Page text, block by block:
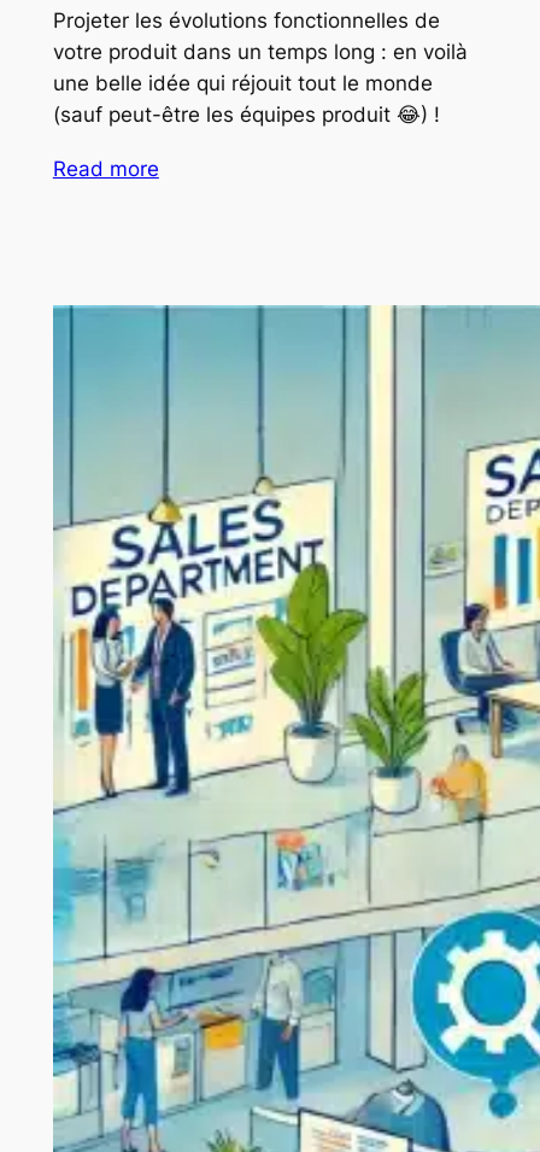
Projeter les évolutions fonctionnelles de
votre produit dans un temps long : en voilà
une belle idée qui réjouit tout le monde
(sauf peut-être les équipes produit 😂) !
Read more